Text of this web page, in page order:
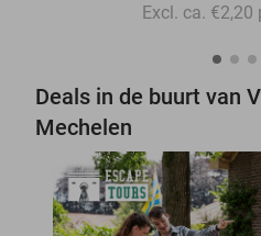
Excl. ca.
Deals in de buurt van
Mechelen